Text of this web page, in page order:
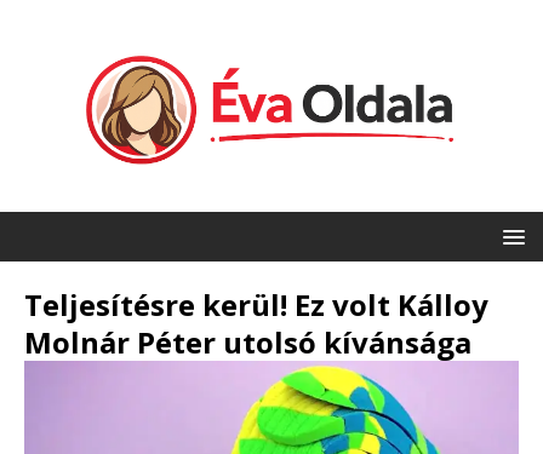
Teljesítésre kerül! Ez volt Kálloy
Molnár Péter utolsó kívánsága